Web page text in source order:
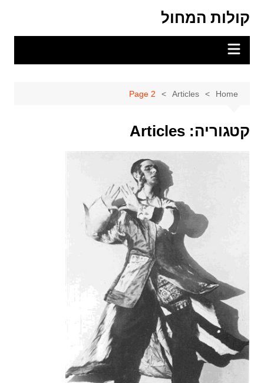
content
קולות המחול
Home
Articles
Page 2
קטגוריה: Articles